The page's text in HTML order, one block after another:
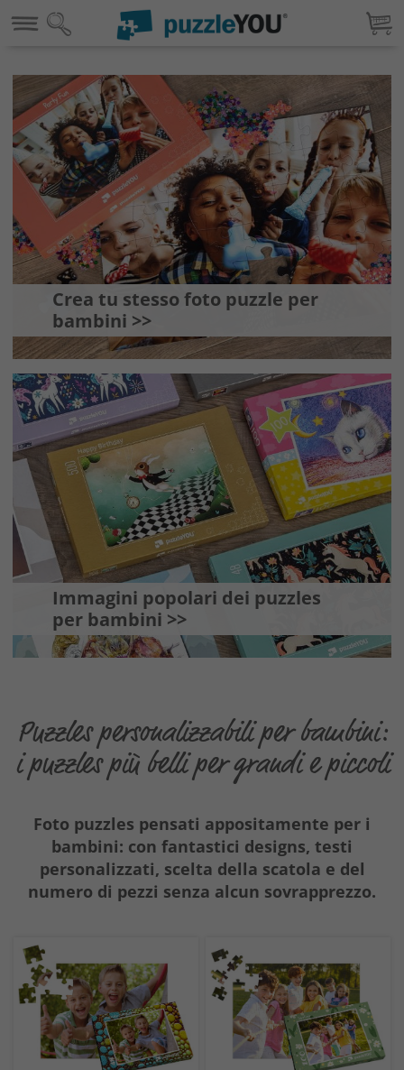
Crea tu stesso foto puzzle per
bambini >>
Immagini popolari dei puzzles
per bambini >>
Puzzles personalizzabili per bambini:
i puzzles più belli per grandi e piccoli
Foto puzzles pensati appositamente per i
bambini: con fantastici designs, testi
personalizzati, scelta della scatola e del
numero di pezzi senza alcun sovrapprezzo.